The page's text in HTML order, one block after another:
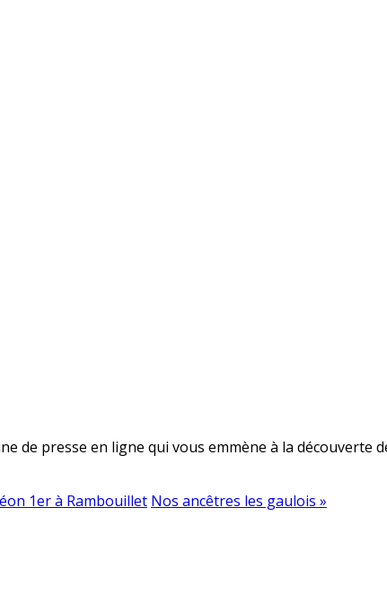
de presse en ligne qui vous emmène à la découverte
1er à Rambouillet Nos ancêtres les gaulois »